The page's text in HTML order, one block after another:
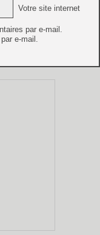
Votre site internet
par e-mail.
e-mail.